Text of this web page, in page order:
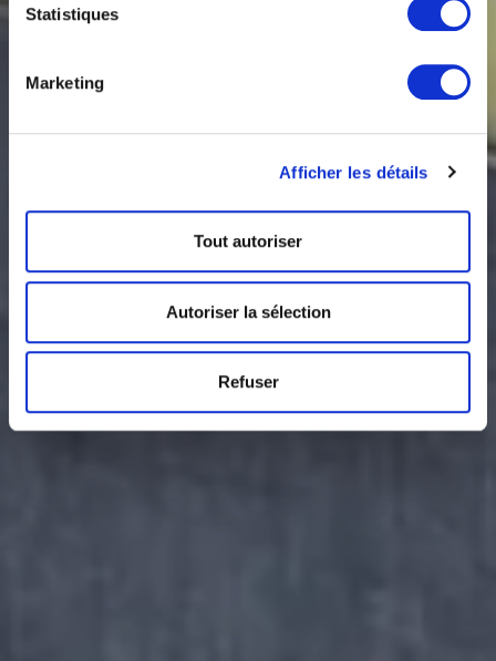
Statistiques
Marketing
Afficher les détails
Tout autoriser
Autoriser la sélection
Refuser
L'Aquila, IT